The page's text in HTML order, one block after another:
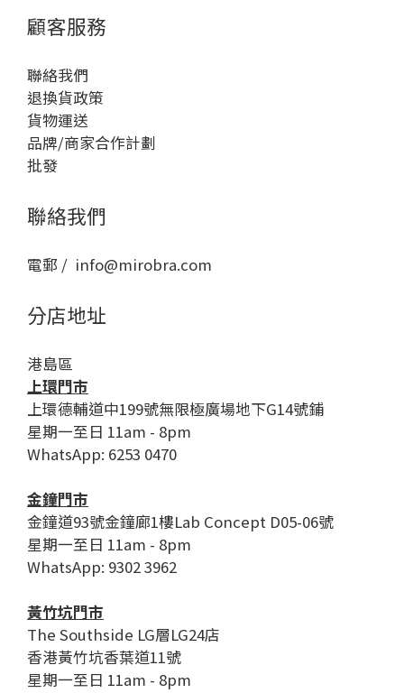
顧客服務
聯絡我們
退換貨政策
貨物運送
品牌/商家合作計劃
批發
聯絡我們
電郵 / info@mirobra.com
分店地址
港島區
上環門市
上環德輔道中199號無限極廣場地下G14號鋪
星期一至日 11am - 8pm
WhatsApp: 6253 0470
金鐘門市
金鐘道93號金鐘廊1樓Lab Concept D05-06號
星期一至日 11am - 8pm
WhatsApp: 9302 3962
黃竹坑門市
The Southside LG層LG24店
香港黃竹坑香葉道11號
星期一至日 11am - 8pm